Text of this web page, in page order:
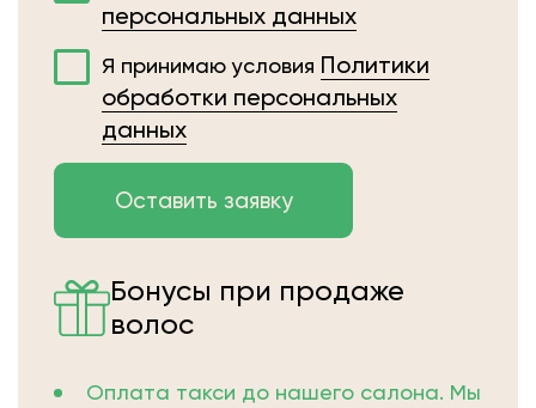
персональных данных
Я принимаю условия Политики
обработки персональных
данных
Бонусы при продаже
волос
Оплата такси до нашего салона. Мы